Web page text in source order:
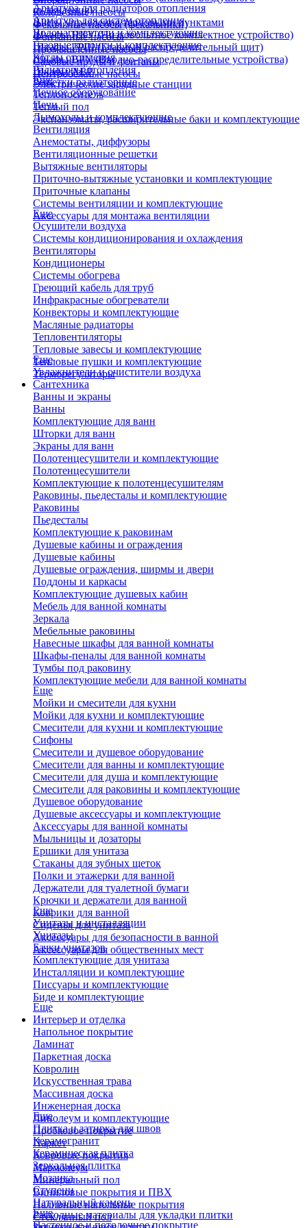
Колодезные насосы
Фекальные насосы (фекальники)
Фонтанные насосы
Промышленные насосы
Садовые пруды и фонтаны
Центробежные насосы
охлаждения)
Щиты управления тепловыми пунктами
Шкафы НКУ (Низковольтное комплектное устройство)
Шкафы ГРЩ (Главный распределительный щит)
Шкафы ВРУ (Вводно-распределительные устройства)
Шкафы АВР
Электрические зарядные станции
Арматура для радиаторов отопления
Арматура для систем отопления
Водонагреватели и комплектующие
Газовые колонки и комплектующие
Котлы отопления
Радиаторы отопления
Решетки радиаторные
Теплоноситель
Теплый пол
Экспанзоматы, расширительные баки и комплектующие
Еще
Печное оборудование
Печи
Дымоходы и комплектующие
Вентиляция
Анемостаты, диффузоры
Вентиляционные решетки
Вытяжные вентиляторы
Приточно-вытяжные установки и комплектующие
Приточные клапаны
Системы вентиляции и комплектующие
Аксессуары для монтажа вентиляции
Еще
Осушители воздуха
Системы кондиционирования и охлаждения
Вентиляторы
Кондиционеры
Системы обогрева
Греющий кабель для труб
Инфракрасные обогреватели
Конвекторы и комплектующие
Масляные радиаторы
Тепловентиляторы
Тепловые завесы и комплектующие
Тепловые пушки и комплектующие
Терморегуляторы
Еще
Увлажнители и очистители воздуха
Сантехника
Ванны и экраны
Ванны
Комплектующие для ванн
Шторки для ванн
Экраны для ванн
Полотенцесушители и комплектующие
Полотенцесушители
Комплектующие к полотенцесушителям
Раковины, пьедесталы и комплектующие
Раковины
Пьедесталы
Комплектующие к раковинам
Душевые кабины и ограждения
Душевые кабины
Душевые ограждения, ширмы и двери
Поддоны и каркасы
Комплектующие душевых кабин
Мебель для ванной комнаты
Зеркала
Мебельные раковины
Навесные шкафы для ванной комнаты
Шкафы-пеналы для ванной комнаты
Тумбы под раковину
Комплектующие мебели для ванной комнаты
Еще
Мойки и смесители для кухни
Мойки для кухни и комплектующие
Смесители для кухни и комплектующие
Сифоны
Смесители и душевое оборудование
Смесители для ванны и комплектующие
Смесители для душа и комплектующие
Смесители для раковины и комплектующие
Душевое оборудование
Душевые аксессуары и комплектующие
Аксессуары для ванной комнаты
Мыльницы и дозаторы
Ершики для унитаза
Стаканы для зубных щеток
Полки и этажерки для ванной
Держатели для туалетной бумаги
Крючки и держатели для ванной
Коврики для ванной
Сиденья для унитаза
Аксессуары для безопасности в ванной
Аксессуары для общественных мест
Еще
Унитазы и инсталляции
Унитазы
Бачки унитазов
Комплектующие для унитаза
Инсталляции и комплектующие
Писсуары и комплектующие
Биде и комплектующие
Еще
Интерьер и отделка
Напольное покрытие
Ламинат
Паркетная доска
Ковролин
Искусственная трава
Массивная доска
Инженерная доска
Линолеум и комплектующие
Пробковое покрытие
Паркет
Ковровые покрытия
Мармолеум
Минеральный пол
Виниловые покрытия и ПВХ
Наливные напольные покрытия
Стеклянный пол
Еще
Плитка и затирка для швов
Керамогранит
Керамическая плитка
Зеркальная плитка
Мозаика
Ступени
Натуральный камень
Расходные материалы для укладки плитки
Еще
Настенное и потолочное покрытие